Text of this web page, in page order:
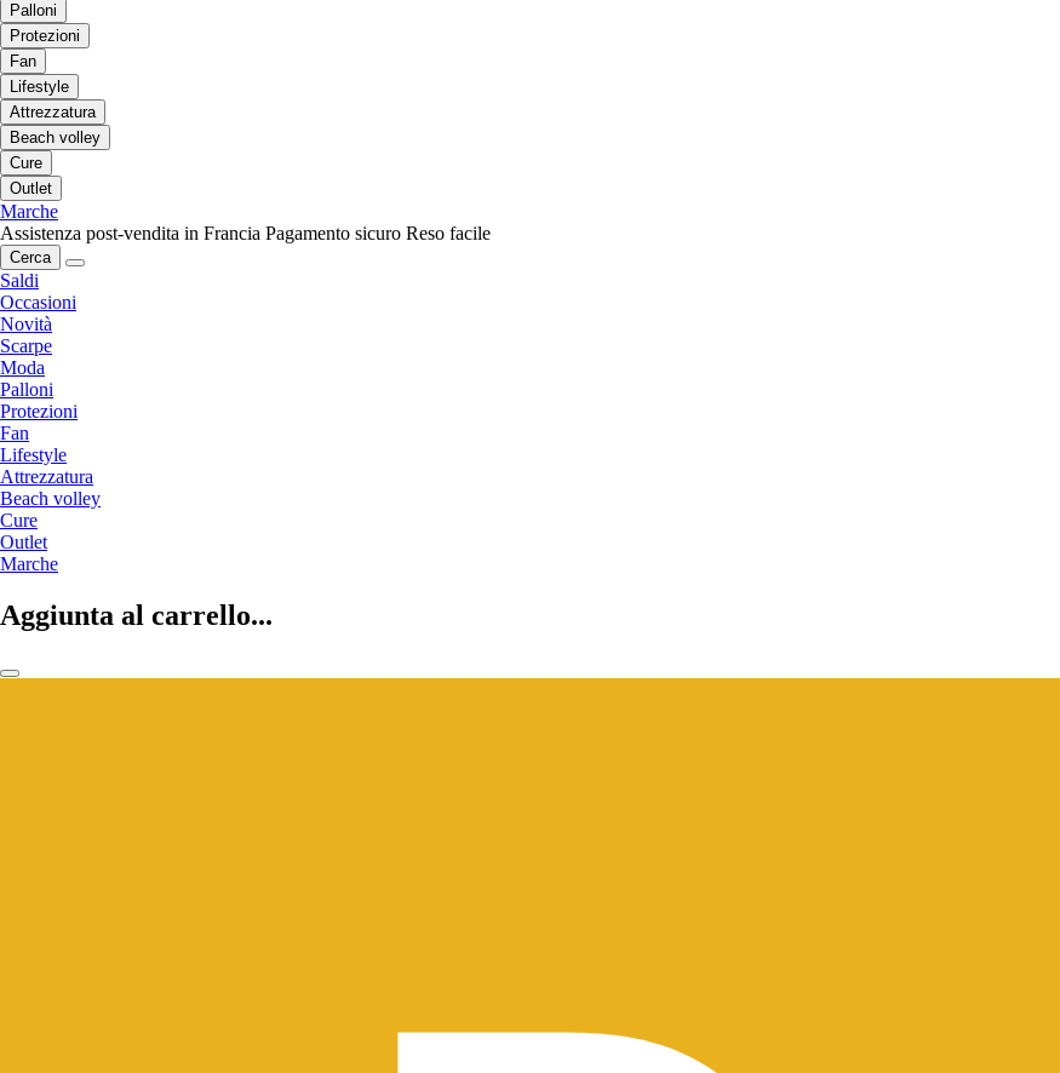
Palloni
Protezioni
Fan
Lifestyle
Attrezzatura
Beach volley
Cure
Outlet
Marche
Assistenza post-vendita in Francia Pagamento sicuro Reso facile
Cerca
Saldi
Occasioni
Novità
Scarpe
Moda
Palloni
Protezioni
Fan
Lifestyle
Attrezzatura
Beach volley
Cure
Outlet
Marche
Aggiunta al carrello...